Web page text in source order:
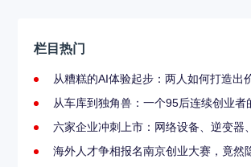
栏目热门
从糟糕的AI体验起步：两人如何打造出
从车库到独角兽：一个95后连续创业者
六家企业冲刺上市：网络设备、逆变器
海外人才争相报名南京创业大赛，竟然